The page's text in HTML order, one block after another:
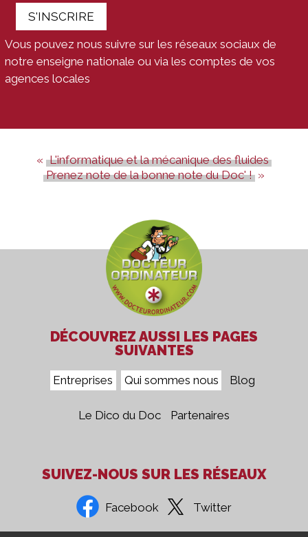
S'INSCRIRE
Vous pouvez nous suivre sur les réseaux sociaux de
notre enseigne nationale ou via les comptes de vos
agences locales
L'informatique et la mécanique des fluides
Prenez note de la bonne note du Doc' !
DÉCOUVREZ AUSSI LES PAGES
SUIVANTES
Entreprises Qui sommes nous Blog
Le Dico du Doc Partenaires
SUIVEZ-NOUS SUR LES RÉSEAUX
Facebook Twitter